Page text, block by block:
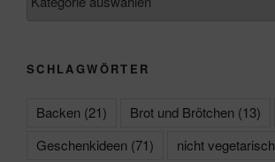
SCHLAGWÖRTER
Backen (21) Brot und Brötchen (13)
Geschenkideen (71) nicht vegetarisch